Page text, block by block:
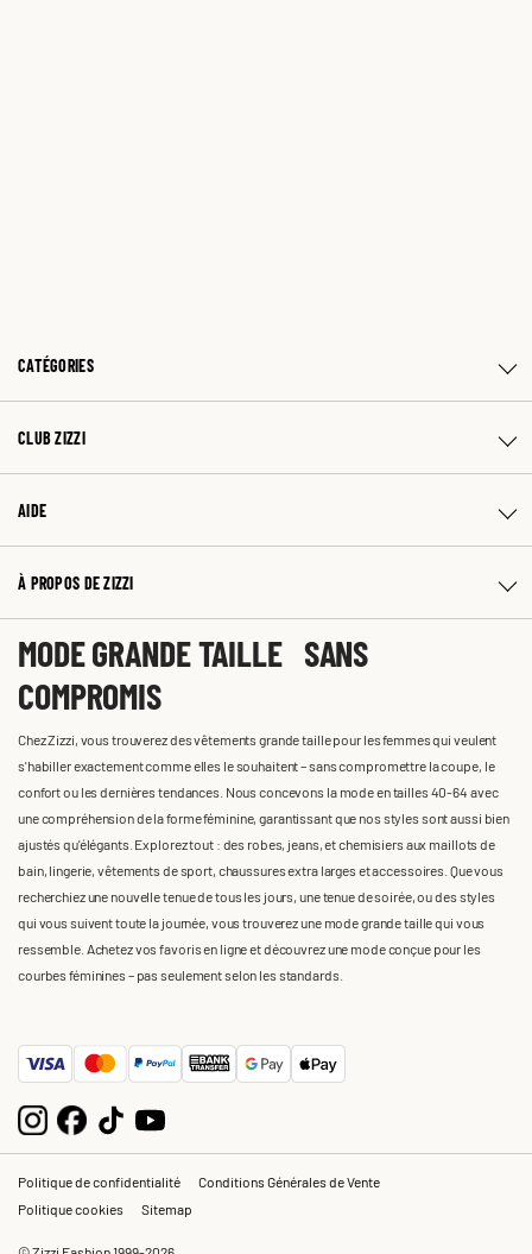
CATÉGORIES
CLUB ZIZZI
AIDE
À PROPOS DE ZIZZI
MODE GRANDE TAILLE SANS
COMPROMIS
Chez Zizzi, vous trouverez des vêtements grande taille pour les femmes qui veulent
s'habiller exactement comme elles le souhaitent – sans compromettre la coupe, le
confort ou les dernières tendances. Nous concevons la mode en tailles 40-64 avec
une compréhension de la forme féminine, garantissant que nos styles sont aussi bien
ajustés qu'élégants. Explorez tout : des robes, jeans, et chemisiers aux maillots de
bain, lingerie, vêtements de sport, chaussures extra larges et accessoires. Que vous
recherchiez une nouvelle tenue de tous les jours, une tenue de soirée, ou des styles
qui vous suivent toute la journée, vous trouverez une mode grande taille qui vous
ressemble. Achetez vos favoris en ligne et découvrez une mode conçue pour les
courbes féminines – pas seulement selon les standards.
Politique de confidentialité
Conditions Générales de Vente
Politique cookies
Sitemap